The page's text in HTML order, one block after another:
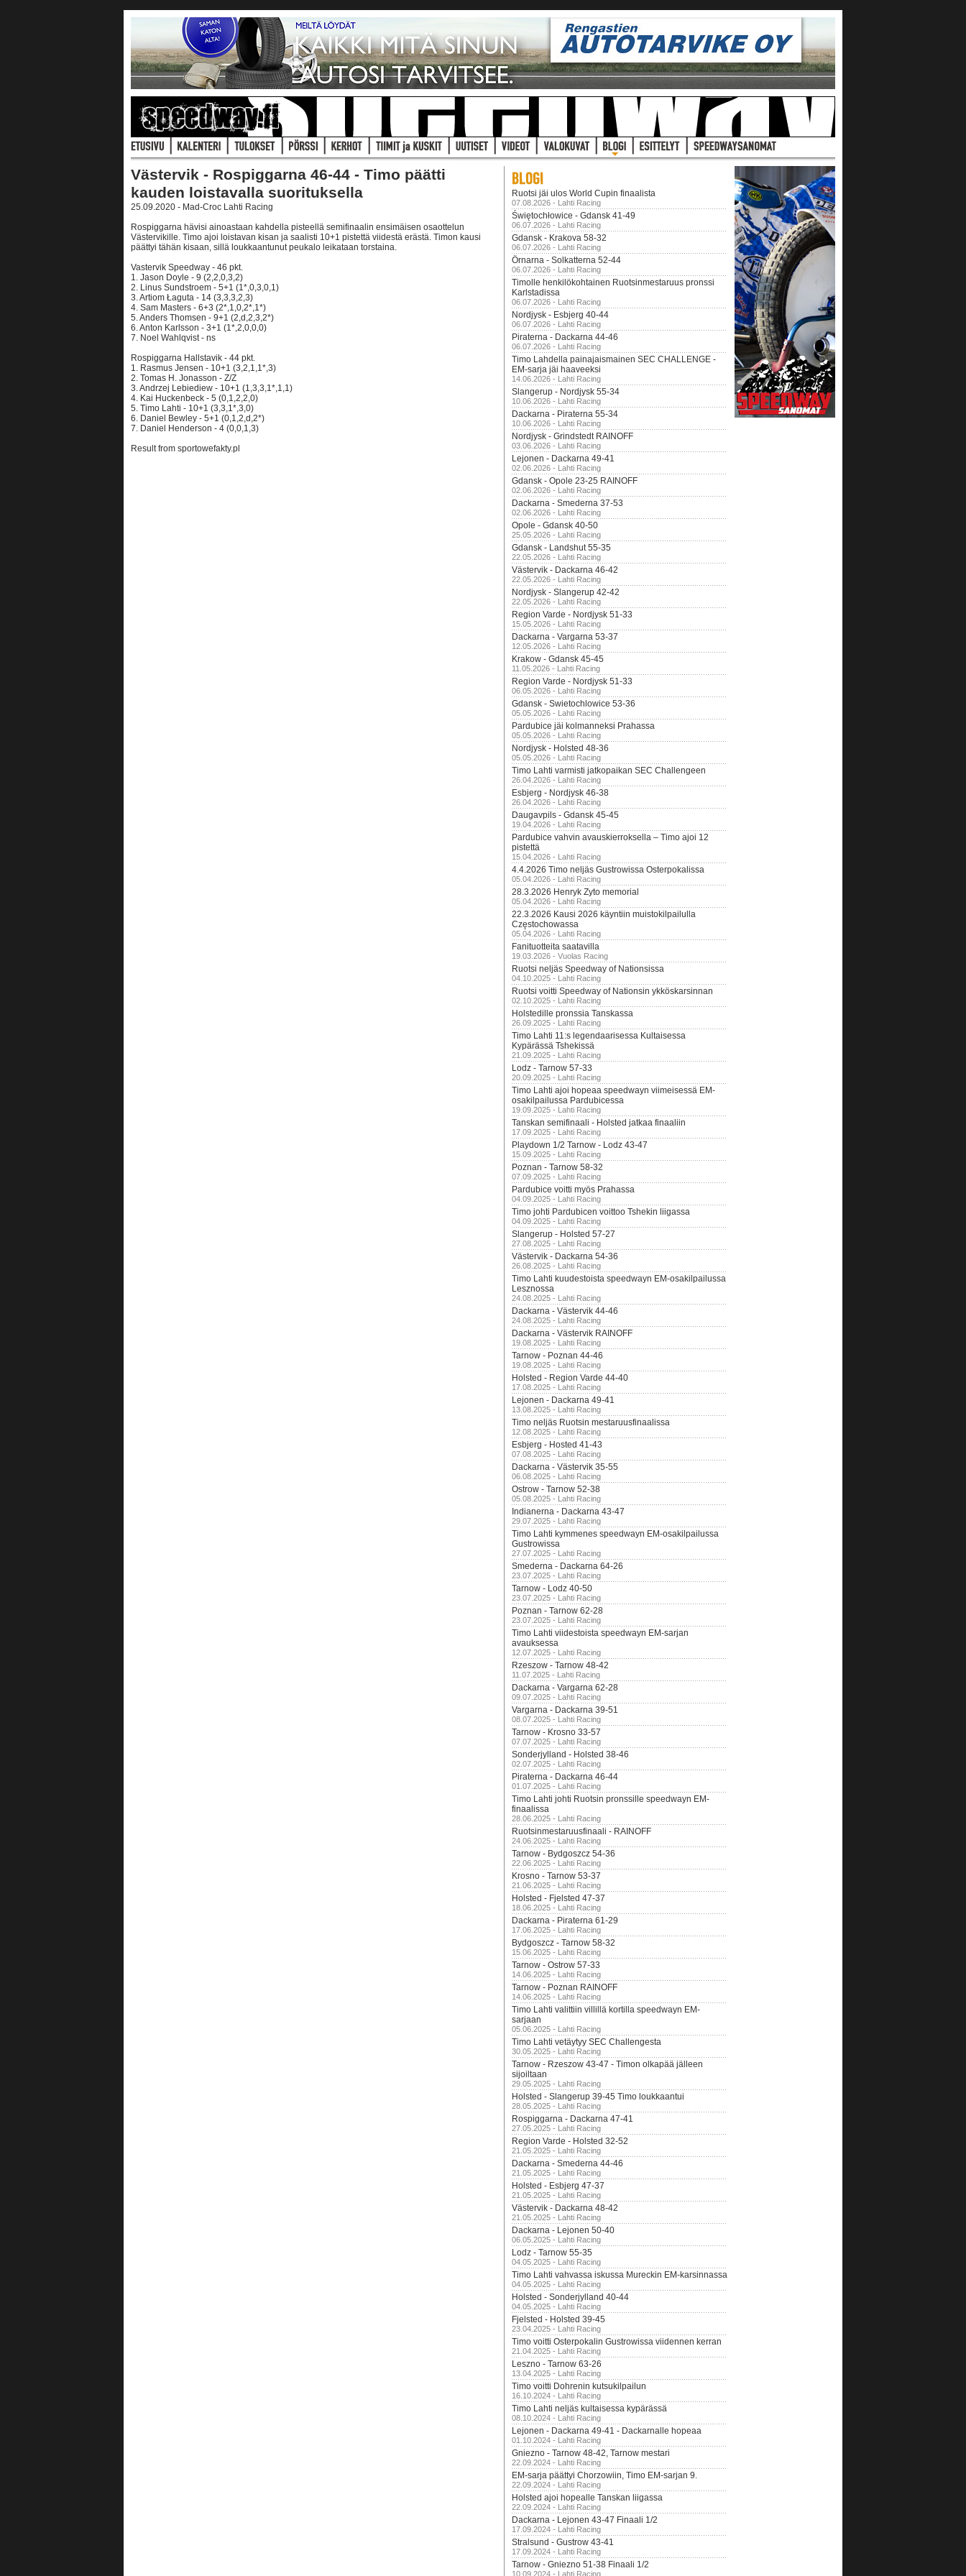
Västervik - Rospiggarna 46-44 - Timo päätti
kauden loistavalla suorituksella
25.09.2020 - Mad-Croc Lahti Racing
Rospiggarna hävisi ainoastaan kahdella pisteellä semifinaalin ensimäisen osaottelun
Västervikille. Timo ajoi loistavan kisan ja saalisti 10+1 pistettä viidestä erästä. Timon kausi
päättyi tähän kisaan, sillä loukkaantunut peukalo leikataan torstaina.
Vastervik Speedway - 46 pkt.
1. Jason Doyle - 9 (2,2,0,3,2)
2. Linus Sundstroem - 5+1 (1*,0,3,0,1)
3. Artiom Łaguta - 14 (3,3,3,2,3)
4. Sam Masters - 6+3 (2*,1,0,2*,1*)
5. Anders Thomsen - 9+1 (2,d,2,3,2*)
6. Anton Karlsson - 3+1 (1*,2,0,0,0)
7. Noel Wahlqvist - ns
Rospiggarna Hallstavik - 44 pkt.
1. Rasmus Jensen - 10+1 (3,2,1,1*,3)
2. Tomas H. Jonasson - Z/Z
3. Andrzej Lebiediew - 10+1 (1,3,3,1*,1,1)
4. Kai Huckenbeck - 5 (0,1,2,2,0)
5. Timo Lahti - 10+1 (3,3,1*,3,0)
6. Daniel Bewley - 5+1 (0,1,2,d,2*)
7. Daniel Henderson - 4 (0,0,1,3)
Result from sportowefakty.pl
Ruotsi jäi ulos World Cupin finaalista
07.08.2026 - Lahti Racing
Świętochłowice - Gdansk 41-49
06.07.2026 - Lahti Racing
Gdansk - Krakova 58-32
06.07.2026 - Lahti Racing
Örnarna - Solkatterna 52-44
06.07.2026 - Lahti Racing
Timolle henkilökohtainen Ruotsinmestaruus pronssi
Karlstadissa
06.07.2026 - Lahti Racing
Nordjysk - Esbjerg 40-44
06.07.2026 - Lahti Racing
Piraterna - Dackarna 44-46
06.07.2026 - Lahti Racing
Timo Lahdella painajaismainen SEC CHALLENGE -
EM-sarja jäi haaveeksi
14.06.2026 - Lahti Racing
Slangerup - Nordjysk 55-34
10.06.2026 - Lahti Racing
Dackarna - Piraterna 55-34
10.06.2026 - Lahti Racing
Nordjysk - Grindstedt RAINOFF
03.06.2026 - Lahti Racing
Lejonen - Dackarna 49-41
02.06.2026 - Lahti Racing
Gdansk - Opole 23-25 RAINOFF
02.06.2026 - Lahti Racing
Dackarna - Smederna 37-53
02.06.2026 - Lahti Racing
Opole - Gdansk 40-50
25.05.2026 - Lahti Racing
Gdansk - Landshut 55-35
22.05.2026 - Lahti Racing
Västervik - Dackarna 46-42
22.05.2026 - Lahti Racing
Nordjysk - Slangerup 42-42
22.05.2026 - Lahti Racing
Region Varde - Nordjysk 51-33
15.05.2026 - Lahti Racing
Dackarna - Vargarna 53-37
12.05.2026 - Lahti Racing
Krakow - Gdansk 45-45
11.05.2026 - Lahti Racing
Region Varde - Nordjysk 51-33
06.05.2026 - Lahti Racing
Gdansk - Swietochlowice 53-36
05.05.2026 - Lahti Racing
Pardubice jäi kolmanneksi Prahassa
05.05.2026 - Lahti Racing
Nordjysk - Holsted 48-36
05.05.2026 - Lahti Racing
Timo Lahti varmisti jatkopaikan SEC Challengeen
26.04.2026 - Lahti Racing
Esbjerg - Nordjysk 46-38
26.04.2026 - Lahti Racing
Daugavpils - Gdansk 45-45
19.04.2026 - Lahti Racing
Pardubice vahvin avauskierroksella – Timo ajoi 12
pistettä
15.04.2026 - Lahti Racing
4.4.2026 Timo neljäs Gustrowissa Osterpokalissa
05.04.2026 - Lahti Racing
28.3.2026 Henryk Zyto memorial
05.04.2026 - Lahti Racing
22.3.2026 Kausi 2026 käyntiin muistokilpailulla
Częstochowassa
05.04.2026 - Lahti Racing
Fanituotteita saatavilla
19.03.2026 - Vuolas Racing
Ruotsi neljäs Speedway of Nationsissa
04.10.2025 - Lahti Racing
Ruotsi voitti Speedway of Nationsin ykköskarsinnan
02.10.2025 - Lahti Racing
Holstedille pronssia Tanskassa
26.09.2025 - Lahti Racing
Timo Lahti 11:s legendaarisessa Kultaisessa
Kypärässä Tshekissä
21.09.2025 - Lahti Racing
Lodz - Tarnow 57-33
20.09.2025 - Lahti Racing
Timo Lahti ajoi hopeaa speedwayn viimeisessä EM-
osakilpailussa Pardubicessa
19.09.2025 - Lahti Racing
Tanskan semifinaali - Holsted jatkaa finaaliin
17.09.2025 - Lahti Racing
Playdown 1/2 Tarnow - Lodz 43-47
15.09.2025 - Lahti Racing
Poznan - Tarnow 58-32
07.09.2025 - Lahti Racing
Pardubice voitti myös Prahassa
04.09.2025 - Lahti Racing
Timo johti Pardubicen voittoo Tshekin liigassa
04.09.2025 - Lahti Racing
Slangerup - Holsted 57-27
27.08.2025 - Lahti Racing
Västervik - Dackarna 54-36
26.08.2025 - Lahti Racing
Timo Lahti kuudestoista speedwayn EM-osakilpailussa
Lesznossa
24.08.2025 - Lahti Racing
Dackarna - Västervik 44-46
24.08.2025 - Lahti Racing
Dackarna - Västervik RAINOFF
19.08.2025 - Lahti Racing
Tarnow - Poznan 44-46
19.08.2025 - Lahti Racing
Holsted - Region Varde 44-40
17.08.2025 - Lahti Racing
Lejonen - Dackarna 49-41
13.08.2025 - Lahti Racing
Timo neljäs Ruotsin mestaruusfinaalissa
12.08.2025 - Lahti Racing
Esbjerg - Hosted 41-43
07.08.2025 - Lahti Racing
Dackarna - Västervik 35-55
06.08.2025 - Lahti Racing
Ostrow - Tarnow 52-38
05.08.2025 - Lahti Racing
Indianerna - Dackarna 43-47
29.07.2025 - Lahti Racing
Timo Lahti kymmenes speedwayn EM-osakilpailussa
Gustrowissa
27.07.2025 - Lahti Racing
Smederna - Dackarna 64-26
23.07.2025 - Lahti Racing
Tarnow - Lodz 40-50
23.07.2025 - Lahti Racing
Poznan - Tarnow 62-28
23.07.2025 - Lahti Racing
Timo Lahti viidestoista speedwayn EM-sarjan
avauksessa
12.07.2025 - Lahti Racing
Rzeszow - Tarnow 48-42
11.07.2025 - Lahti Racing
Dackarna - Vargarna 62-28
09.07.2025 - Lahti Racing
Vargarna - Dackarna 39-51
08.07.2025 - Lahti Racing
Tarnow - Krosno 33-57
07.07.2025 - Lahti Racing
Sonderjylland - Holsted 38-46
02.07.2025 - Lahti Racing
Piraterna - Dackarna 46-44
01.07.2025 - Lahti Racing
Timo Lahti johti Ruotsin pronssille speedwayn EM-
finaalissa
28.06.2025 - Lahti Racing
Ruotsinmestaruusfinaali - RAINOFF
24.06.2025 - Lahti Racing
Tarnow - Bydgoszcz 54-36
22.06.2025 - Lahti Racing
Krosno - Tarnow 53-37
21.06.2025 - Lahti Racing
Holsted - Fjelsted 47-37
18.06.2025 - Lahti Racing
Dackarna - Piraterna 61-29
17.06.2025 - Lahti Racing
Bydgoszcz - Tarnow 58-32
15.06.2025 - Lahti Racing
Tarnow - Ostrow 57-33
14.06.2025 - Lahti Racing
Tarnow - Poznan RAINOFF
14.06.2025 - Lahti Racing
Timo Lahti valittiin villillä kortilla speedwayn EM-
sarjaan
05.06.2025 - Lahti Racing
Timo Lahti vetäytyy SEC Challengesta
30.05.2025 - Lahti Racing
Tarnow - Rzeszow 43-47 - Timon olkapää jälleen
sijoiltaan
29.05.2025 - Lahti Racing
Holsted - Slangerup 39-45 Timo loukkaantui
28.05.2025 - Lahti Racing
Rospiggarna - Dackarna 47-41
27.05.2025 - Lahti Racing
Region Varde - Holsted 32-52
21.05.2025 - Lahti Racing
Dackarna - Smederna 44-46
21.05.2025 - Lahti Racing
Holsted - Esbjerg 47-37
21.05.2025 - Lahti Racing
Västervik - Dackarna 48-42
21.05.2025 - Lahti Racing
Dackarna - Lejonen 50-40
06.05.2025 - Lahti Racing
Lodz - Tarnow 55-35
04.05.2025 - Lahti Racing
Timo Lahti vahvassa iskussa Mureckin EM-karsinnassa
04.05.2025 - Lahti Racing
Holsted - Sonderjylland 40-44
04.05.2025 - Lahti Racing
Fjelsted - Holsted 39-45
23.04.2025 - Lahti Racing
Timo voitti Osterpokalin Gustrowissa viidennen kerran
21.04.2025 - Lahti Racing
Leszno - Tarnow 63-26
13.04.2025 - Lahti Racing
Timo voitti Dohrenin kutsukilpailun
16.10.2024 - Lahti Racing
Timo Lahti neljäs kultaisessa kypärässä
08.10.2024 - Lahti Racing
Lejonen - Dackarna 49-41 - Dackarnalle hopeaa
01.10.2024 - Lahti Racing
Gniezno - Tarnow 48-42, Tarnow mestari
22.09.2024 - Lahti Racing
EM-sarja päättyi Chorzowiin, Timo EM-sarjan 9.
22.09.2024 - Lahti Racing
Holsted ajoi hopealle Tanskan liigassa
22.09.2024 - Lahti Racing
Dackarna - Lejonen 43-47 Finaali 1/2
17.09.2024 - Lahti Racing
Stralsund - Gustrow 43-41
17.09.2024 - Lahti Racing
Tarnow - Gniezno 51-38 Finaali 1/2
10.09.2024 - Lahti Racing